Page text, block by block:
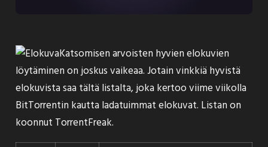
Katsomisen arvoisten hyvien elokuvien
löytäminen on joskus vaikeaa. Jotain vinkkiä hyvistä
elokuvista saa tältä listalta, joka kertoo viime viikolla
BitTorrentin kautta ladatuimmat elokuvat. Listan on
koonnut TorrentFreak.